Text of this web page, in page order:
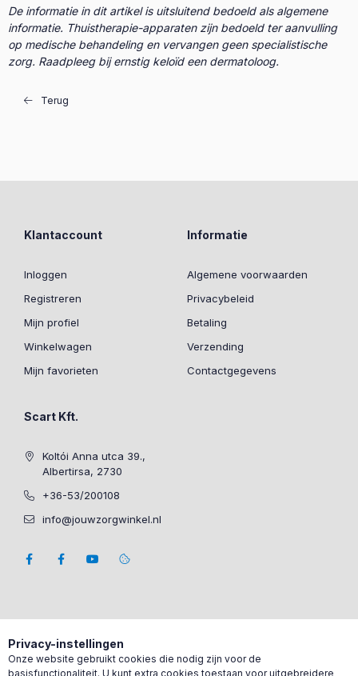
De informatie in dit artikel is uitsluitend bedoeld als algemene
informatie. Thuistherapie-apparaten zijn bedoeld ter aanvulling
op medische behandeling en vervangen geen specialistische
zorg. Raadpleeg bij ernstig keloïd een dermatoloog.
Terug
Klantaccount
Inloggen
Registreren
Mijn profiel
Winkelwagen
Mijn favorieten
Informatie
Algemene voorwaarden
Privacybeleid
Betaling
Verzending
Contactgegevens
Scart Kft.
Koltói Anna utca 39.,
Albertirsa, 2730
+36-53/200108
info@jouwzorgwinkel.nl
Privacy-instellingen
Onze website gebruikt cookies die nodig zijn voor de
basisfunctionaliteit. U kunt extra cookies toestaan voor uitgebreidere